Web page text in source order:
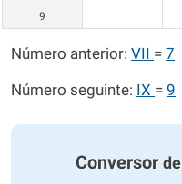
9
Número anterior: VII = 7
Número seguinte: IX = 9
Conversor de